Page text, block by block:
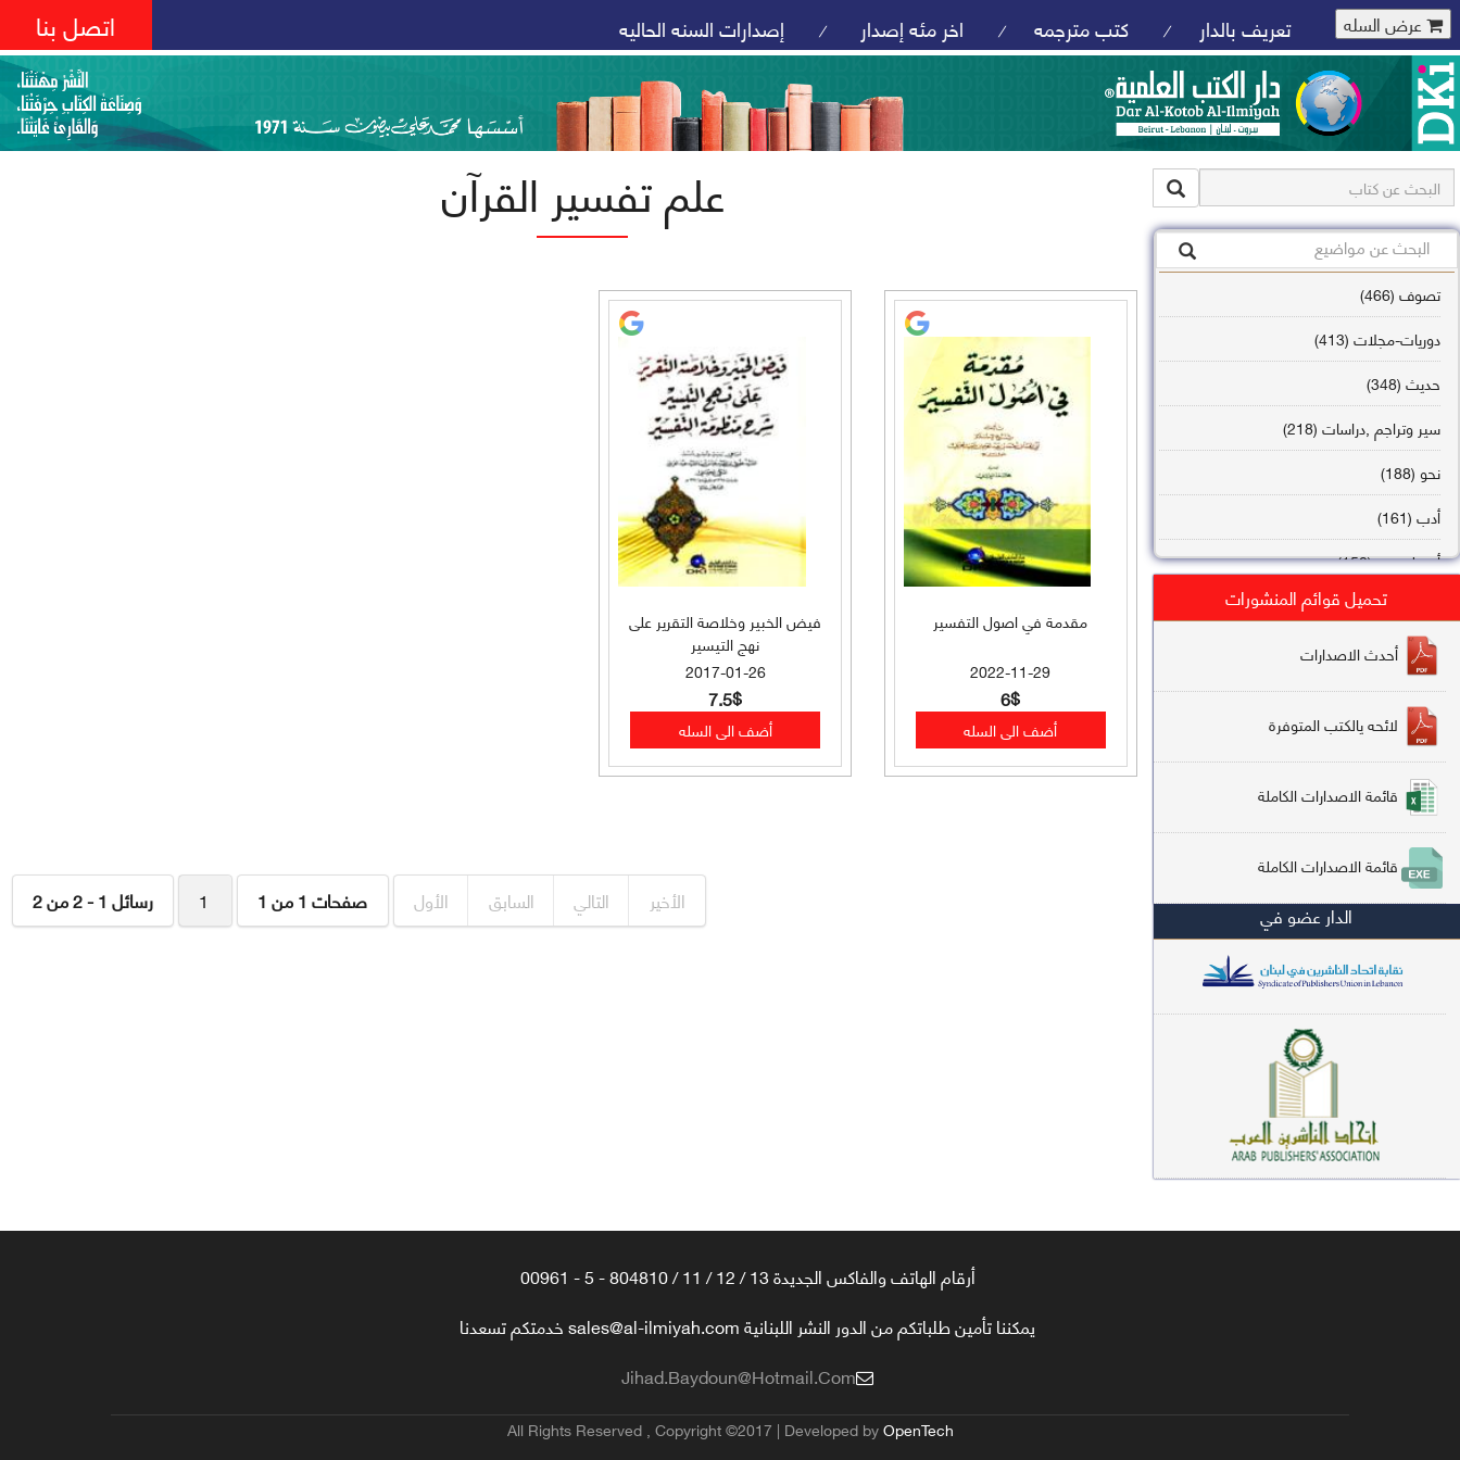
عرض السله تعريف بالدار / كتب مترجمه / اخر مئه إصدار / إصدارات السنه الحاليه اتصل بنا
تصوف (466)
دوريات-مجلات (413)
حديث (348)
سير وتراجم ,دراسات (218)
نحو (188)
أدب (161)
أصول فقه (158)
تاريخ (138)
فقه شافعي (132)
فقه حنفي (113)
فقه مالكي (112)
تفسير قرآن (106)
علم كلام (96)
أخلاق وتصوف (91)
سير وتراجم (90)
معاجم لغوية (89)
سيرة نبوية وتصوف (81)
دراسات إسلامية (75)
شعر (72)
علوم قرآن (66)
فقه عام وأحكام فقهية (62)
تحميل قوائم المنشورات
أحدث الاصدارات
لائحه يالكتب المتوفرة
قائمة الاصدارات الكاملة
قائمة الاصدارات الكاملة
الدار عضو في
علم تفسير القرآن
مقدمة في اصول التفسير
2022-11-29
6$
فيض الخبير وخلاصة التقرير على
نهج التيسير
2017-01-26
7.5$
رسائل 1 - 2 من 2 1 صفحات 1 من 1 الأول السابق التالي الأخير
أرقام الهاتف والفاكس الجديدة 13 / 12 / 11 / 804810 - 5 - 00961
يمكننا تأمين طلباتكم من الدور النشر اللبنانية sales@al-ilmiyah.com خدمتكم تسعدنا
Jihad.baydoun@hotmail.com
All Rights Reserved , Copyright ©2017 | Developed byOpenTech